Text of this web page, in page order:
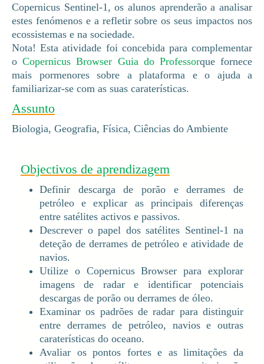
Copernicus Sentinel-1, os alunos aprenderão a analisar
estes fenómenos e a refletir sobre os seus impactos nos
ecossistemas e na sociedade.
Nota! Esta atividade foi concebida para complementar
oCopernicus Browser Guia do Professorque fornece
mais pormenores sobre a plataforma e o ajuda a
familiarizar-se com as suas caraterísticas.
Assunto
Biologia, Geografia, Física, Ciências do Ambiente
Objectivos de aprendizagem
Definir descarga de porão e derrames de
petróleo e explicar as principais diferenças
entre satélites activos e passivos.
Descrever o papel dos satélites Sentinel-1 na
deteção de derrames de petróleo e atividade de
navios.
Utilize o Copernicus Browser para explorar
imagens de radar e identificar potenciais
descargas de porão ou derrames de óleo.
Examinar os padrões de radar para distinguir
entre derrames de petróleo, navios e outras
caraterísticas do oceano.
Avaliar os pontos fortes e as limitações da